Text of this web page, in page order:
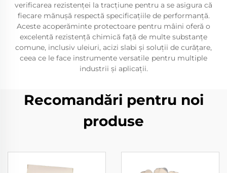
verificarea rezistenței la tracțiune pentru a se asigura că
fiecare mănușă respectă specificațiile de performanță.
Aceste acoperăminte protectoare pentru mâini oferă o
excelentă rezistență chimică față de multe substanțe
comune, inclusiv uleiuri, acizi slabi și soluții de curățare,
ceea ce le face instrumente versatilе pentru multiple
industrii și aplicații.
Recomandări pentru noi
produse